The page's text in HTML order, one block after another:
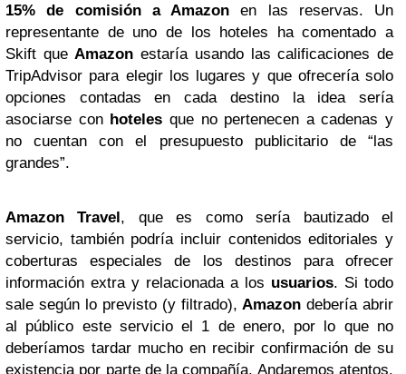
15% de comisión a Amazon en las reservas. Un
representante de uno de los hoteles ha comentado a
Skift que Amazon estaría usando las calificaciones de
TripAdvisor para elegir los lugares y que ofrecería solo
opciones contadas en cada destino la idea sería
asociarse con hoteles que no pertenecen a cadenas y
no cuentan con el presupuesto publicitario de “las
grandes”.
Amazon Travel, que es como sería bautizado el
servicio, también podría incluir contenidos editoriales y
coberturas especiales de los destinos para ofrecer
información extra y relacionada a los usuarios. Si todo
sale según lo previsto (y filtrado), Amazon debería abrir
al público este servicio el 1 de enero, por lo que no
deberíamos tardar mucho en recibir confirmación de su
existencia por parte de la compañía. Andaremos atentos,